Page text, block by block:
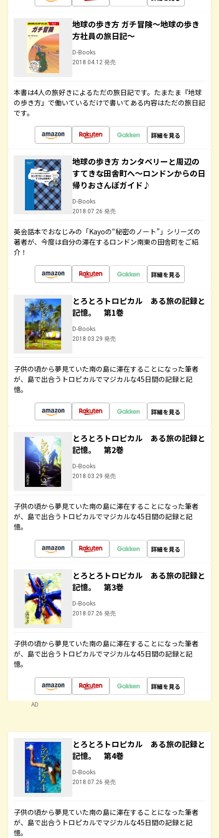
地球の歩き方 ガチ冒険～地球の歩き
方社員の旅日記～
D-Books
2018.04.12 発売
本書は4人の旅好きによるただの旅日記です。たまたま『地球
の歩き方』で働いているだけで書いてある内容はただの旅日記
です。
詳細を見る
地球の歩き方 カンタベリーと周辺の
すてきな田舎町へ～ロンドンからの日
帰りおさんぽガイド♪
D-Books
2018.07.26 発売
英会話本でおなじみの「Kayoの“秘密のノート”」シリーズの
著者が、今度は自分の滞在するロンドン南東の田舎町をご紹
介！
詳細を見る
とろとろトロピカル ある旅の記録と
記憶。 第1巻
D-Books
2018.03.29 発売
子供の頃から夢見ていた南の島に滞在することになった筆者
が、島で出合うトロピカルでマジカルな45日間の記録と記
憶。
詳細を見る
とろとろトロピカル ある旅の記録と
記憶。 第2巻
D-Books
2018.03.29 発売
子供の頃から夢見ていた南の島に滞在することになった筆者
が、島で出合うトロピカルでマジカルな45日間の記録と記
憶。
詳細を見る
とろとろトロピカル ある旅の記録と
記憶。 第3巻
D-Books
2018.07.26 発売
子供の頃から夢見ていた南の島に滞在することになった筆者
が、島で出合うトロピカルでマジカルな45日間の記録と記
憶。
詳細を見る
AD
とろとろトロピカル ある旅の記録と
記憶。 第4巻
D-Books
2018.07.26 発売
子供の頃から夢見ていた南の島に滞在することになった筆者
が、島で出合うトロピカルでマジカルな45日間の記録と記
憶。